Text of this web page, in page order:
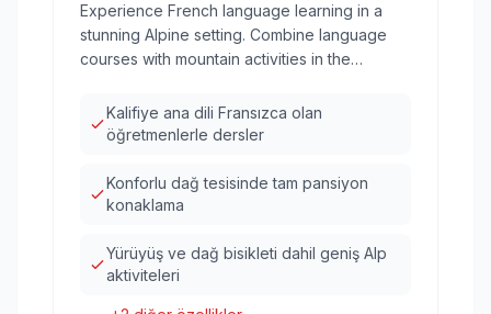
Experience French language learning in a
stunning Alpine setting. Combine language
courses with mountain activities in the
Kalifiye ana dili Fransızca olan
öğretmenlerle dersler
Konforlu dağ tesisinde tam pansiyon
konaklama
Yürüyüş ve dağ bisikleti dahil geniş Alp
aktiviteleri